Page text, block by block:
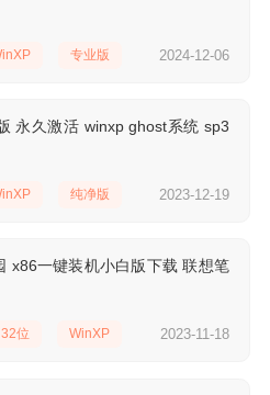
专业版 2024-12-06
永久激活 winxp ghost系统 sp3
纯净版 2023-12-19
x86一键装机小白版下载 联想笔
32位 WinXP 2023-11-18